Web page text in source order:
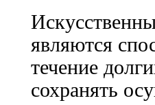
являются
течение
сохранять